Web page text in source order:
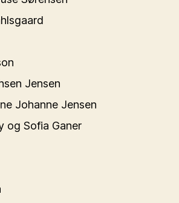
Jensen
Johanne Jensen
og Sofia Ganer